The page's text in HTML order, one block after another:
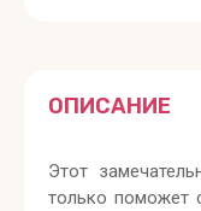
ОПИСАНИЕ
Этот
только поможет